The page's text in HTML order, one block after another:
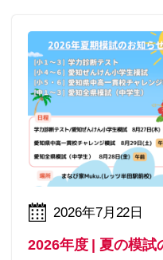
2026年7月22日
2026年度 | 夏の模試